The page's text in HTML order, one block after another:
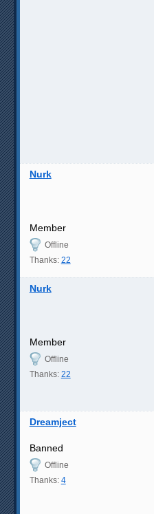
Nurk
Member
Offline
Thanks: 22
Nurk
Member
Offline
Thanks: 22
Dreamject
Banned
Offline
Thanks: 4